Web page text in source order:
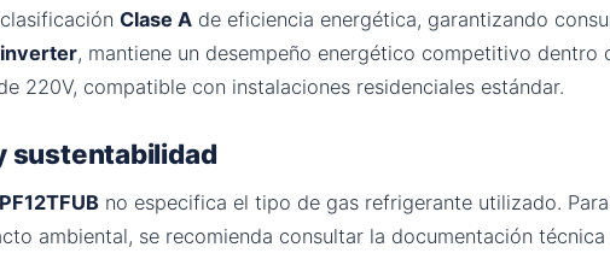
Clase A de eficiencia energética, garantizando
, mantiene un desempeño energético competitivo
220V, compatible con instalaciones residenciales estándar.
sustentabilidad
no especifica el tipo de gas refrigerante utilizado.
ambiental, se recomienda consultar la documentación